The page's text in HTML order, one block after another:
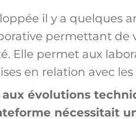
il y a quelques
permettant de
Elle permet aux
en relation avec
aux évolutions
nécessitait